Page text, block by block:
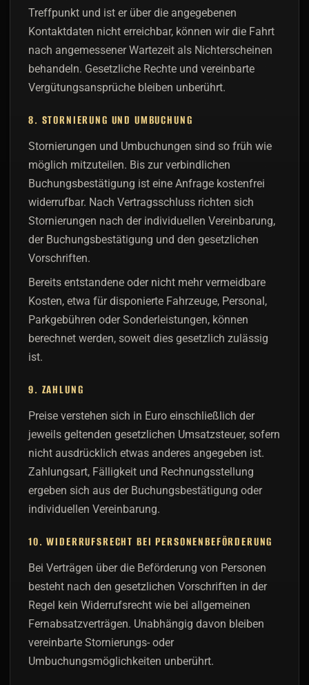
Treffpunkt und ist er über die angegebenen
Kontaktdaten nicht erreichbar, können wir die Fahrt
nach angemessener Wartezeit als Nichterscheinen
behandeln. Gesetzliche Rechte und vereinbarte
Vergütungsansprüche bleiben unberührt.
8. STORNIERUNG UND UMBUCHUNG
Stornierungen und Umbuchungen sind so früh wie
möglich mitzuteilen. Bis zur verbindlichen
Buchungsbestätigung ist eine Anfrage kostenfrei
widerrufbar. Nach Vertragsschluss richten sich
Stornierungen nach der individuellen Vereinbarung,
der Buchungsbestätigung und den gesetzlichen
Vorschriften.
Bereits entstandene oder nicht mehr vermeidbare
Kosten, etwa für disponierte Fahrzeuge, Personal,
Parkgebühren oder Sonderleistungen, können
berechnet werden, soweit dies gesetzlich zulässig
ist.
9. ZAHLUNG
Preise verstehen sich in Euro einschließlich der
jeweils geltenden gesetzlichen Umsatzsteuer, sofern
nicht ausdrücklich etwas anderes angegeben ist.
Zahlungsart, Fälligkeit und Rechnungsstellung
ergeben sich aus der Buchungsbestätigung oder
individuellen Vereinbarung.
10. WIDERRUFSRECHT BEI PERSONENBEFÖRDERUNG
Bei Verträgen über die Beförderung von Personen
besteht nach den gesetzlichen Vorschriften in der
Regel kein Widerrufsrecht wie bei allgemeinen
Fernabsatzverträgen. Unabhängig davon bleiben
vereinbarte Stornierungs- oder
Umbuchungsmöglichkeiten unberührt.